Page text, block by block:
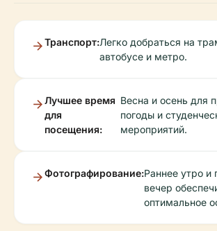
Транспорт:Легко добраться на
автобусе и метро.
Лучшее время
для
посещения:
Весна и осень для
погоды и
мероприятий.
Фотографирование:Раннее утро и
вечер
оптимальное